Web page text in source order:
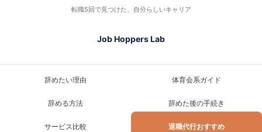
転職5回で見つけた、自分らしいキャリア
Job Hoppers Lab
辞めたい理由 体育会系ガイド
辞める方法 辞めた後の手続き
サービス比較 退職代行おすすめ